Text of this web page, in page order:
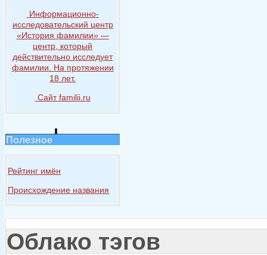
Информационно-
исследовательский центр
«История фамилии» —
центр, который
действительно исследует
фамилии. На протяжении
18 лет.
Сайт familii.ru
Полезное
Рейтинг имён
Происхождение названия
Облако тэгов